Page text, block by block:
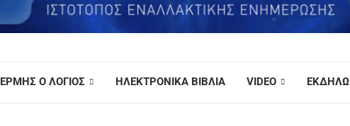
ΕΡΜΗΣ Ο ΛΟΓΙΟΣ ΗΛΕΚΤΡΟΝΙΚΑ ΒΙΒΛΙΑ VIDEO